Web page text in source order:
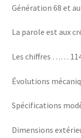
Génération 68 et
La parole est aux
Les chiffres ……
Évolutions
Spécifications
Dimensions